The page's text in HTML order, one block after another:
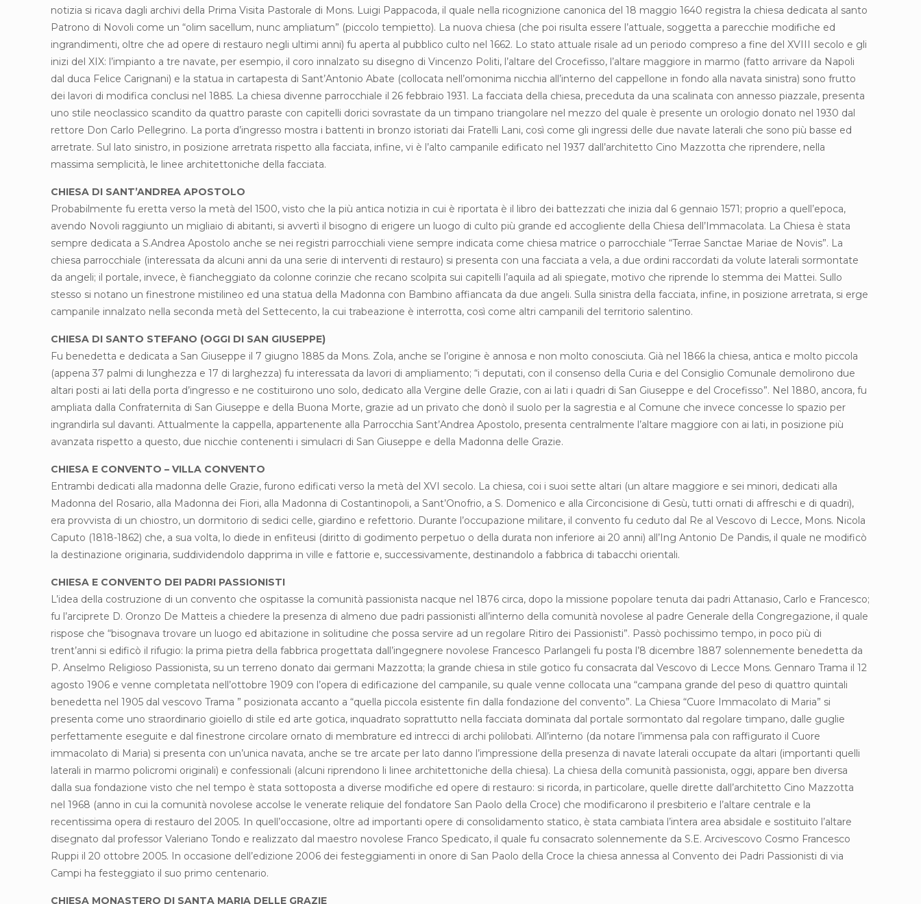
notizia si ricava dagli archivi della Prima Visita Pastorale di Mons. Luigi Pappacoda, il quale nella ricognizione canonica del 18 maggio 1640 registra la chiesa dedicata al santo
Patrono di Novoli come un “olim sacellum, nunc ampliatum” (piccolo tempietto). La nuova chiesa (che poi risulta essere l’attuale, soggetta a parecchie modifiche ed
ingrandimenti, oltre che ad opere di restauro negli ultimi anni) fu aperta al pubblico culto nel 1662. Lo stato attuale risale ad un periodo compreso a fine del XVIII secolo e gli
inizi del XIX: l’impianto a tre navate, per esempio, il coro innalzato su disegno di Vincenzo Politi, l’altare del Crocefisso, l’altare maggiore in marmo (fatto arrivare da Napoli
dal duca Felice Carignani) e la statua in cartapesta di Sant’Antonio Abate (collocata nell’omonima nicchia all’interno del cappellone in fondo alla navata sinistra) sono frutto
dei lavori di modifica conclusi nel 1885. La chiesa divenne parrocchiale il 26 febbraio 1931. La facciata della chiesa, preceduta da una scalinata con annesso piazzale, presenta
uno stile neoclassico scandito da quattro paraste con capitelli dorici sovrastate da un timpano triangolare nel mezzo del quale è presente un orologio donato nel 1930 dal
rettore Don Carlo Pellegrino. La porta d’ingresso mostra i battenti in bronzo istoriati dai Fratelli Lani, così come gli ingressi delle due navate laterali che sono più basse ed
arretrate. Sul lato sinistro, in posizione arretrata rispetto alla facciata, infine, vi è l’alto campanile edificato nel 1937 dall’architetto Cino Mazzotta che riprendere, nella
massima semplicità, le linee architettoniche della facciata.
CHIESA DI SANT’ANDREA APOSTOLO
Probabilmente fu eretta verso la metà del 1500, visto che la più antica notizia in cui è riportata è il libro dei battezzati che inizia dal 6 gennaio 1571; proprio a quell’epoca,
avendo Novoli raggiunto un migliaio di abitanti, si avvertì il bisogno di erigere un luogo di culto più grande ed accogliente della Chiesa dell’Immacolata. La Chiesa è stata
sempre dedicata a S.Andrea Apostolo anche se nei registri parrocchiali viene sempre indicata come chiesa matrice o parrocchiale “Terrae Sanctae Mariae de Novis”. La
chiesa parrocchiale (interessata da alcuni anni da una serie di interventi di restauro) si presenta con una facciata a vela, a due ordini raccordati da volute laterali sormontate
da angeli; il portale, invece, è fiancheggiato da colonne corinzie che recano scolpita sui capitelli l’aquila ad ali spiegate, motivo che riprende lo stemma dei Mattei. Sullo
stesso si notano un finestrone mistilineo ed una statua della Madonna con Bambino affiancata da due angeli. Sulla sinistra della facciata, infine, in posizione arretrata, si erge
campanile innalzato nella seconda metà del Settecento, la cui trabeazione è interrotta, così come altri campanili del territorio salentino.
CHIESA DI SANTO STEFANO (OGGI DI SAN GIUSEPPE)
Fu benedetta e dedicata a San Giuseppe il 7 giugno 1885 da Mons. Zola, anche se l’origine è annosa e non molto conosciuta. Già nel 1866 la chiesa, antica e molto piccola
(appena 37 palmi di lunghezza e 17 di larghezza) fu interessata da lavori di ampliamento; “i deputati, con il consenso della Curia e del Consiglio Comunale demolirono due
altari posti ai lati della porta d’ingresso e ne costituirono uno solo, dedicato alla Vergine delle Grazie, con ai lati i quadri di San Giuseppe e del Crocefisso”. Nel 1880, ancora, fu
ampliata dalla Confraternita di San Giuseppe e della Buona Morte, grazie ad un privato che donò il suolo per la sagrestia e al Comune che invece concesse lo spazio per
ingrandirla sul davanti. Attualmente la cappella, appartenente alla Parrocchia Sant’Andrea Apostolo, presenta centralmente l’altare maggiore con ai lati, in posizione più
avanzata rispetto a questo, due nicchie contenenti i simulacri di San Giuseppe e della Madonna delle Grazie.
CHIESA E CONVENTO – VILLA CONVENTO
Entrambi dedicati alla madonna delle Grazie, furono edificati verso la metà del XVI secolo. La chiesa, coi i suoi sette altari (un altare maggiore e sei minori, dedicati alla
Madonna del Rosario, alla Madonna dei Fiori, alla Madonna di Costantinopoli, a Sant’Onofrio, a S. Domenico e alla Circoncisione di Gesù, tutti ornati di affreschi e di quadri),
era provvista di un chiostro, un dormitorio di sedici celle, giardino e refettorio. Durante l’occupazione militare, il convento fu ceduto dal Re al Vescovo di Lecce, Mons. Nicola
Caputo (1818-1862) che, a sua volta, lo diede in enfiteusi (diritto di godimento perpetuo o della durata non inferiore ai 20 anni) all’Ing Antonio De Pandis, il quale ne modificò
la destinazione originaria, suddividendolo dapprima in ville e fattorie e, successivamente, destinandolo a fabbrica di tabacchi orientali.
CHIESA E CONVENTO DEI PADRI PASSIONISTI
L’idea della costruzione di un convento che ospitasse la comunità passionista nacque nel 1876 circa, dopo la missione popolare tenuta dai padri Attanasio, Carlo e Francesco;
fu l’arciprete D. Oronzo De Matteis a chiedere la presenza di almeno due padri passionisti all’interno della comunità novolese al padre Generale della Congregazione, il quale
rispose che “bisognava trovare un luogo ed abitazione in solitudine che possa servire ad un regolare Ritiro dei Passionisti”. Passò pochissimo tempo, in poco più di
trent’anni si edificò il rifugio: la prima pietra della fabbrica progettata dall’ingegnere novolese Francesco Parlangeli fu posta l’8 dicembre 1887 solennemente benedetta da
P. Anselmo Religioso Passionista, su un terreno donato dai germani Mazzotta; la grande chiesa in stile gotico fu consacrata dal Vescovo di Lecce Mons. Gennaro Trama il 12
agosto 1906 e venne completata nell’ottobre 1909 con l’opera di edificazione del campanile, su quale venne collocata una “campana grande del peso di quattro quintali
benedetta nel 1905 dal vescovo Trama ” posizionata accanto a “quella piccola esistente fin dalla fondazione del convento”. La Chiesa “Cuore Immacolato di Maria” si
presenta come uno straordinario gioiello di stile ed arte gotica, inquadrato soprattutto nella facciata dominata dal portale sormontato dal regolare timpano, dalle guglie
perfettamente eseguite e dal finestrone circolare ornato di membrature ed intrecci di archi polilobati. All’interno (da notare l’immensa pala con raffigurato il Cuore
immacolato di Maria) si presenta con un’unica navata, anche se tre arcate per lato danno l’impressione della presenza di navate laterali occupate da altari (importanti quelli
laterali in marmo policromi originali) e confessionali (alcuni riprendono li linee architettoniche della chiesa). La chiesa della comunità passionista, oggi, appare ben diversa
dalla sua fondazione visto che nel tempo è stata sottoposta a diverse modifiche ed opere di restauro: si ricorda, in particolare, quelle dirette dall’architetto Cino Mazzotta
nel 1968 (anno in cui la comunità novolese accolse le venerate reliquie del fondatore San Paolo della Croce) che modificarono il presbiterio e l’altare centrale e la
recentissima opera di restauro del 2005. In quell’occasione, oltre ad importanti opere di consolidamento statico, è stata cambiata l’intera area absidale e sostituito l’altare
disegnato dal professor Valeriano Tondo e realizzato dal maestro novolese Franco Spedicato, il quale fu consacrato solennemente da S.E. Arcivescovo Cosmo Francesco
Ruppi il 20 ottobre 2005. In occasione dell’edizione 2006 dei festeggiamenti in onore di San Paolo della Croce la chiesa annessa al Convento dei Padri Passionisti di via
Campi ha festeggiato il suo primo centenario.
CHIESA MONASTERO DI SANTA MARIA DELLE GRAZIE